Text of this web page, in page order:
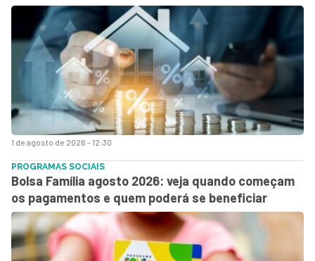
1 de agosto de 2026 - 12:30
PROGRAMAS SOCIAIS
Bolsa Família agosto 2026: veja quando começam
os pagamentos e quem poderá se beneficiar